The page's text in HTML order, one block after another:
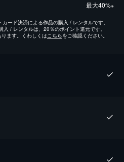
最⼤40%※
ード決済による作品の購入 / レンタルです。
/ レンタルは、20％のポイント還元です。
ます。くわしくはこちらをご確認ください。